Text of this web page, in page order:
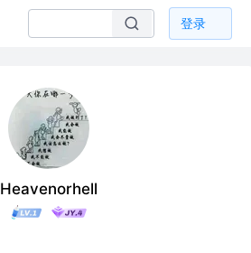
登录
Heavenorhell